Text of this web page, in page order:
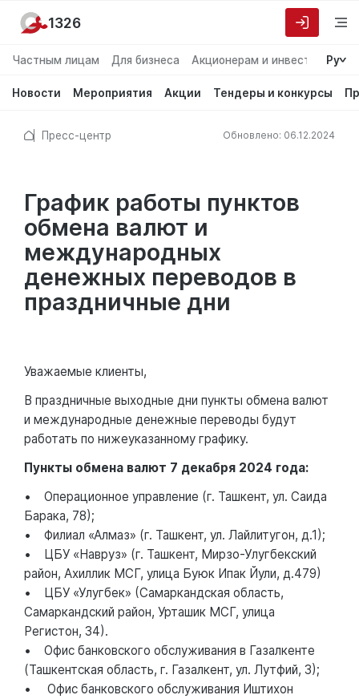
Частным лицам Для бизнеса Акционерам и инвесторам
Ру
Новости Мероприятия Акции Тендеры и конкурсы
1326
Пресс-центр Обновлено: 06.12.2024
График работы пунктов
обмена валют и
международных
денежных переводов в
праздничные дни
Уважаемые клиенты,
В праздничные выходные дни пункты обмена валют
и международные денежные переводы будут
работать по нижеуказанному графику.
Пункты обмена валют 7 декабря 2024 года:
• Операционное управление (г. Ташкент, ул. Саида
Барака, 78);
• Филиал «Алмаз» (г. Ташкент, ул. Лайлитугон, д.1);
• ЦБУ «Навруз» (г. Ташкент, Мирзо-Улугбекский
район, Ахиллик МСГ, улица Буюк Ипак Йули, д.479)
• ЦБУ «Улугбек» (Самаркандская область,
Самаркандский район, Урташик МСГ, улица
Регистон, 34).
• Офис банковского обслуживания в Газалкенте
(Ташкентская область, г. Газалкент, ул. Лутфий, 3);
• Офис банковского обслуживания Иштихон